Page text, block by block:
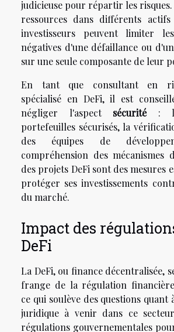
judicieuse pour répartir les
ressources dans différents
investisseurs peuvent limiter les
négatives d'une défaillance ou
sur une seule composante de leur
En tant que consultant en
spécialisé en DeFi, il est
négliger l'aspect sécurité:
portefeuilles sécurisés, la
des équipes de
compréhension des mécanismes
des projets DeFi sont des mesures
protéger ses investissements
du marché.
Impact des
DeFi
La DeFi, ou finance décentralisée,
frange de la régulation
ce qui soulève des questions
juridique à venir dans ce
régulations gouvernementales